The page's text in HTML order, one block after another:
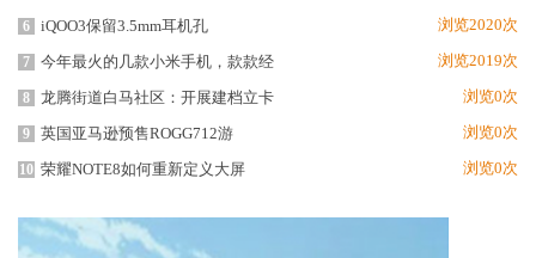
6 iQOO3保留3.5mm耳机孔 浏览2020次
7 今年最火的几款小米手机，款款经 浏览2019次
8 龙腾街道白马社区：开展建档立卡 浏览0次
9 英国亚马逊预售ROGG712游 浏览0次
10 荣耀NOTE8如何重新定义大屏 浏览0次